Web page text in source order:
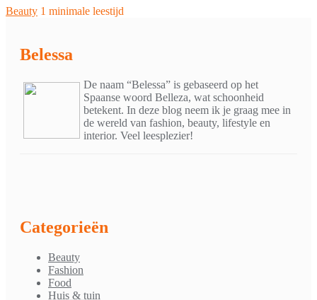
Beauty 1 minimale leestijd
Belessa
De naam “Belessa” is gebaseerd op het
Spaanse woord Belleza, wat schoonheid
betekent. In deze blog neem ik je graag mee in
de wereld van fashion, beauty, lifestyle en
interior. Veel leesplezier!
Categorieën
Beauty
Fashion
Food
Huis & tuin